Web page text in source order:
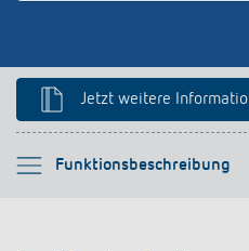
Jetzt weitere
Funktionsbeschreibung
Bitte auswählen